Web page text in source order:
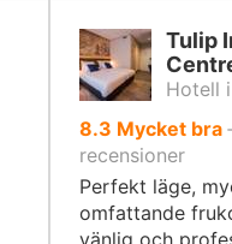
Tulip
Hotell
8.3 av
10,
Mycket bra
recensioner
Perfekt läge,
omfattande